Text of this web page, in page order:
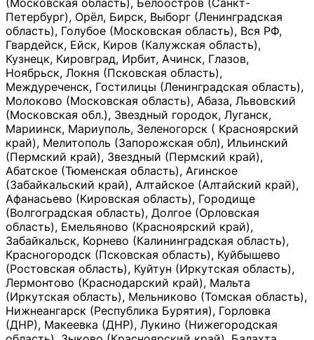
(Московская область), Белоостров (Санкт-
Петербург), Орёл, Бирск, Выборг (Ленинградская
область), Голубое (Московская область), Вся РФ,
Гвардейск, Ейск, Киров (Калужская область),
Кузнецк, Кировград, Ирбит, Ачинск, Глазов,
Ноябрьск, Локня (Псковская область),
Междуреченск, Гостилицы (Ленинградская область),
Молоково (Московская область), Абаза, Львовский
(Московская обл.), Звездный городок, Луганск,
Мариинск, Мариуполь, Зеленогорск ( Красноярский
край), Мелитополь (Запорожская обл), Ильинский
(Пермский край), Звездный (Пермский край),
Абатское (Тюменская область), Агинское
(Забайкальский край), Алтайское (Алтайский край),
Афанасьево (Кировская область), Городище
(Волгоградская область), Долгое (Орловская
область), Емельяново (Красноярский край),
Забайкальск, Корнево (Калининградская область),
Красногородск (Псковская область), Куйбышево
(Ростовская область), Куйтун (Иркутская область),
Лермонтово (Краснодарский край), Мальта
(Иркутская область), Мельниково (Томская область),
Нижнеангарск (Республика Бурятия), Горловка
(ДНР), Макеевка (ДНР), Лукино (Нижегородская